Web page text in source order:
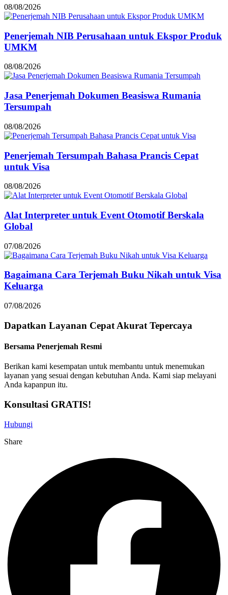
08/08/2026
Penerjemah NIB Perusahaan untuk Ekspor Produk
UMKM
08/08/2026
Jasa Penerjemah Dokumen Beasiswa Rumania
Tersumpah
08/08/2026
Penerjemah Tersumpah Bahasa Prancis Cepat
untuk Visa
08/08/2026
Alat Interpreter untuk Event Otomotif Berskala
Global
07/08/2026
Bagaimana Cara Terjemah Buku Nikah untuk Visa
Keluarga
07/08/2026
Dapatkan Layanan Cepat Akurat Tepercaya
Bersama Penerjemah Resmi
Berikan kami kesempatan untuk membantu untuk menemukan
layanan yang sesuai dengan kebutuhan Anda. Kami siap melayani
Anda kapanpun itu.
Konsultasi GRATIS!
Hubungi
Share